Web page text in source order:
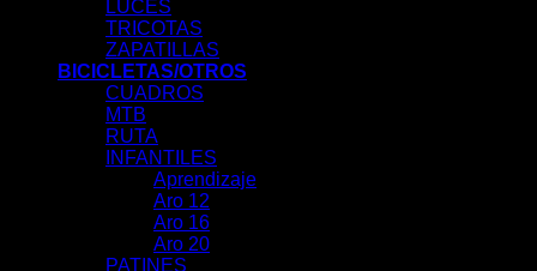
LUCES
TRICOTAS
ZAPATILLAS
BICICLETAS/OTROS
CUADROS
MTB
RUTA
INFANTILES
Aprendizaje
Aro 12
Aro 16
Aro 20
PATINES